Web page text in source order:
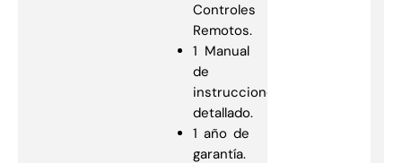
Controles
Remotos.
1 Manual
de
instrucciones
detallado.
1 año de
garantía.